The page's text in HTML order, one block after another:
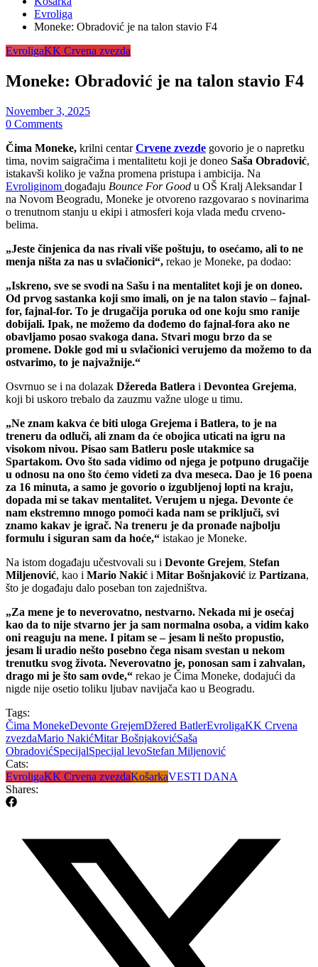
Evroliga
Moneke: Obradović je na talon stavio F4
EvroligaKK Crvena zvezda
Moneke: Obradović je na talon stavio F4
November 3, 2025
0 Comments
Čima Moneke, krilni centarCrvene zvezde govorio je o napretku
tima, novim saigračima i mentalitetu koji je doneo Saša Obradović,
istakavši koliko je važna promena pristupa i ambicija. Na
Evroliginom događaju Bounce For Good u OŠ Kralj Aleksandar I
na Novom Beogradu, Moneke je otvoreno razgovarao s novinarima
o trenutnom stanju u ekipi i atmosferi koja vlada među crveno-
belima.
„Jeste činjenica da nas rivali više poštuju, to osećamo, ali to ne
menja ništa za nas u svlačionici“, rekao je Moneke, pa dodao:
„Iskreno, sve se svodi na Sašu i na mentalitet koji je on doneo.
Od prvog sastanka koji smo imali, on je na talon stavio – fajnal-
for, fajnal-for. To je drugačija poruka od one koju smo ranije
dobijali. Ipak, ne možemo da dođemo do fajnal-fora ako ne
obavljamo posao svakoga dana. Stvari mogu brzo da se
promene. Dokle god mi u svlačionici verujemo da možemo to da
ostvarimo, to je najvažnije.“
Osvrnuo se i na dolazak Džereda Batlera i Devontea Grejema,
koji bi uskoro trebalo da zauzmu važne uloge u timu.
„Ne znam kakva će biti uloga Grejema i Batlera, to je na
treneru da odluči, ali znam da će obojica uticati na igru na
visokom nivou. Pisao sam Batleru posle utakmice sa
Spartakom. Ovo što sada vidimo od njega je potpuno drugačije
u odnosu na ono što ćemo videti za dva meseca. Dao je 16 poena
za 16 minuta, a samo je govorio o izgubljenoj lopti na kraju,
dopada mi se takav mentalitet. Verujem u njega. Devonte će
nam ekstremno mnogo pomoći kada nam se priključi, svi
znamo kakav je igrač. Na treneru je da pronađe najbolju
formulu i siguran sam da hoće,“ istakao je Moneke.
Na istom događaju učestvovali su i Devonte Grejem, Stefan
Miljenović, kao i Mario Nakić i Mitar Bošnjaković iz Partizana,
što je događaju dalo poseban ton zajedništva.
„Za mene je to neverovatno, nestvarno. Nekada mi je osećaj
kao da to nije stvarno jer ja sam normalna osoba, a vidim kako
oni reaguju na mene. I pitam se – jesam li nešto propustio,
jesam li uradio nešto posebno čega nisam svestan u nekom
trenutku svog života. Neverovatno je, ponosan sam i zahvalan,
drago mi je što sam ovde,“ rekao je Čima Moneke, dodajući da
nigde nije osetio toliku ljubav navijača kao u Beogradu.
Tags:
Čima MonekeDevonte GrejemDžered BatlerEvroligaKK Crvena
zvezdaMario NakićMitar BošnjakovićSaša
ObradovićSpecijalSpecijal levoStefan Miljenović
Cats:
EvroligaKK Crvena zvezdaKošarkaVESTI DANA
Shares: